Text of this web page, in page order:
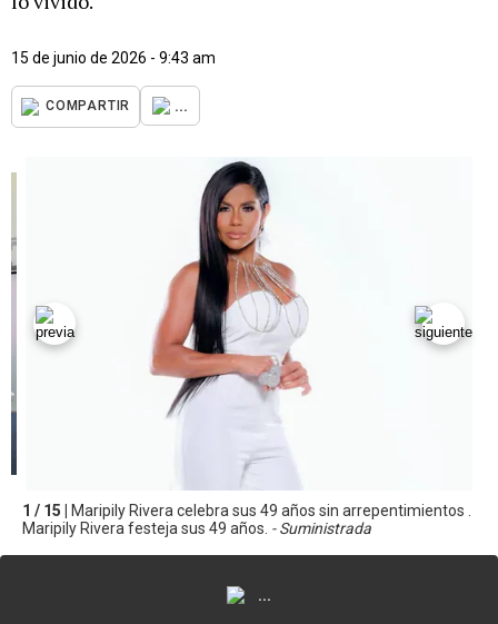
15 de junio de 2026 - 9:43 am
COMPARTIR ...
1 / 15 |
Maripily Rivera celebra sus 49 años sin arrepentimientos .
Maripily Rivera festeja sus 49 años. - Suministrada
...